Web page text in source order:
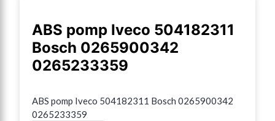
ABS pomp Iveco 504182311
Bosch 0265900342
0265233359
ABS pomp Iveco 504182311 Bosch 0265900342
0265233359